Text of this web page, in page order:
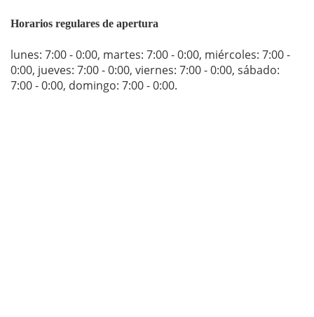
Horarios regulares de apertura
lunes: 7:00 - 0:00, martes: 7:00 - 0:00, miércoles: 7:00 -
0:00, jueves: 7:00 - 0:00, viernes: 7:00 - 0:00, sábado:
7:00 - 0:00, domingo: 7:00 - 0:00.